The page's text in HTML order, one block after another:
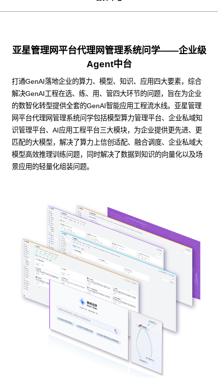
亚星管理网平台代理网管理系统问学——企业级
Agent中台
打通GenAI落地企业的算力、模型、知识、应用四大要素，综合
解决GenAI工程在选、练、用、管四大环节的问题，旨在为企业
的数智化转型提供全套的GenAI智能应用工程流水线。亚星管理
网平台代理网管理系统问学包括模型算力管理平台、企业私域知
识管理平台、AI应用工程平台三大模块，为企业提供更先进、更
匹配的大模型，解决了算力上信创适配、融合调度、企业私域大
模型高效推理训练问题，同时解决了数据到知识的向量化以及场
景应用的轻量化组装问题。